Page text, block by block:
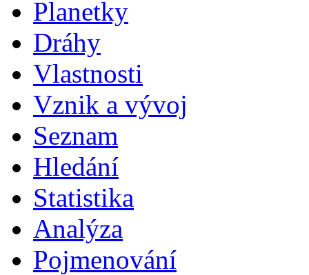
Planetky
Dráhy
Vlastnosti
Vznik a vývoj
Seznam
Hledání
Statistika
Analýza
Pojmenování